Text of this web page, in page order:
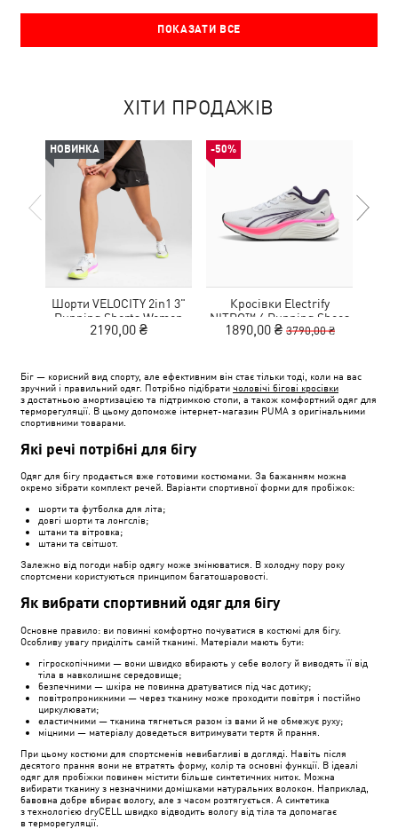
ПОКАЗАТИ ВСЕ
ХІТИ ПРОДАЖІВ
НОВИНКА
Шорти VELOCITY 2in1 3"
Running Shorts Women
2190,00 ₴
-50%
Кросівки Electrify
NITRO™ 4 Running Shoes
Youth
1890,00 ₴ 3790,00 ₴
Біг — корисний вид спорту, але ефективним він стає тільки тоді, коли на вас
зручний і правильний одяг. Потрібно підібрати чоловічі бігові кросівки
з достатньою амортизацією та підтримкою стопи, а також комфортний одяг для
терморегуляції. В цьому допоможе інтернет-магазин PUMA з оригінальними
спортивними товарами.
Які речі потрібні для бігу
Одяг для бігу продається вже готовими костюмами. За бажанням можна
окремо зібрати комплект речей. Варіанти спортивної форми для пробіжок:
шорти та футболка для літа;
довгі шорти та лонгслів;
штани та вітровка;
штани та світшот.
Залежно від погоди набір одягу може змінюватися. В холодну пору року
спортсмени користуються принципом багатошаровості.
Як вибрати спортивний одяг для бігу
Основне правило: ви повинні комфортно почуватися в костюмі для бігу.
Особливу увагу приділіть самій тканині. Матеріали мають бути:
гігроскопічними — вони швидко вбирають у себе вологу й виводять її від
тіла в навколишнє середовище;
безпечними — шкіра не повинна дратуватися під час дотику;
повітропроникними — через тканину може проходити повітря і постійно
циркулювати;
еластичними — тканина тягнеться разом із вами й не обмежує руху;
міцними — матеріалу доведеться витримувати тертя й прання.
При цьому костюми для спортсменів невибагливі в догляді. Навіть після
десятого прання вони не втратять форму, колір та основні функції. В ідеалі
одяг для пробіжки повинен містити більше синтетичних ниток. Можна
вибирати тканину з незначними домішками натуральних волокон. Наприклад,
бавовна добре вбирає вологу, але з часом розтягується. А синтетика
з технологією dryCELL швидко відводить вологу від тіла та допомагає
в терморегуляції.